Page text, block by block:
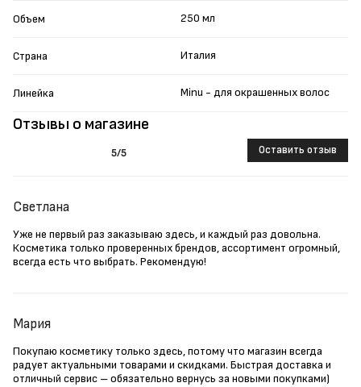
Отзывы о магазине
5/5 Оставить отзыв
Светлана
Уже не первый раз заказываю здесь, и каждый раз довольна.
Косметика только проверенных брендов, ассортимент огромный,
всегда есть что выбрать. Рекомендую!
Мария
Покупаю косметику только здесь, потому что магазин всегда
радует актуальными товарами и скидками. Быстрая доставка и
отличный сервис – обязательно вернусь за новыми покупками)
Объем 250 мл
Страна Италия
Линейка Minu - для окрашенных волос